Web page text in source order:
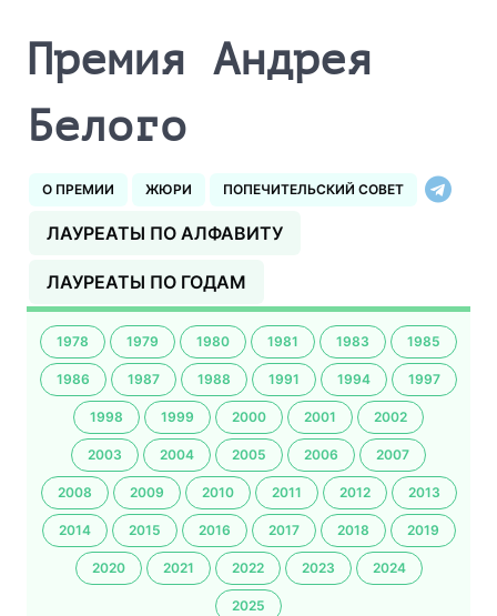
Премия Андрея
Белого
О ПРЕМИИ ЖЮРИ ПОПЕЧИТЕЛЬСКИЙ СОВЕТ
ЛАУРЕАТЫ ПО АЛФАВИТУ
ЛАУРЕАТЫ ПО ГОДАМ
1978 1979 1980 1981 1983 1985
1986 1987 1988 1991 1994 1997
1998 1999 2000 2001 2002
2003 2004 2005 2006 2007
2008 2009 2010 2011 2012 2013
2014 2015 2016 2017 2018 2019
2020 2021 2022 2023 2024
2025